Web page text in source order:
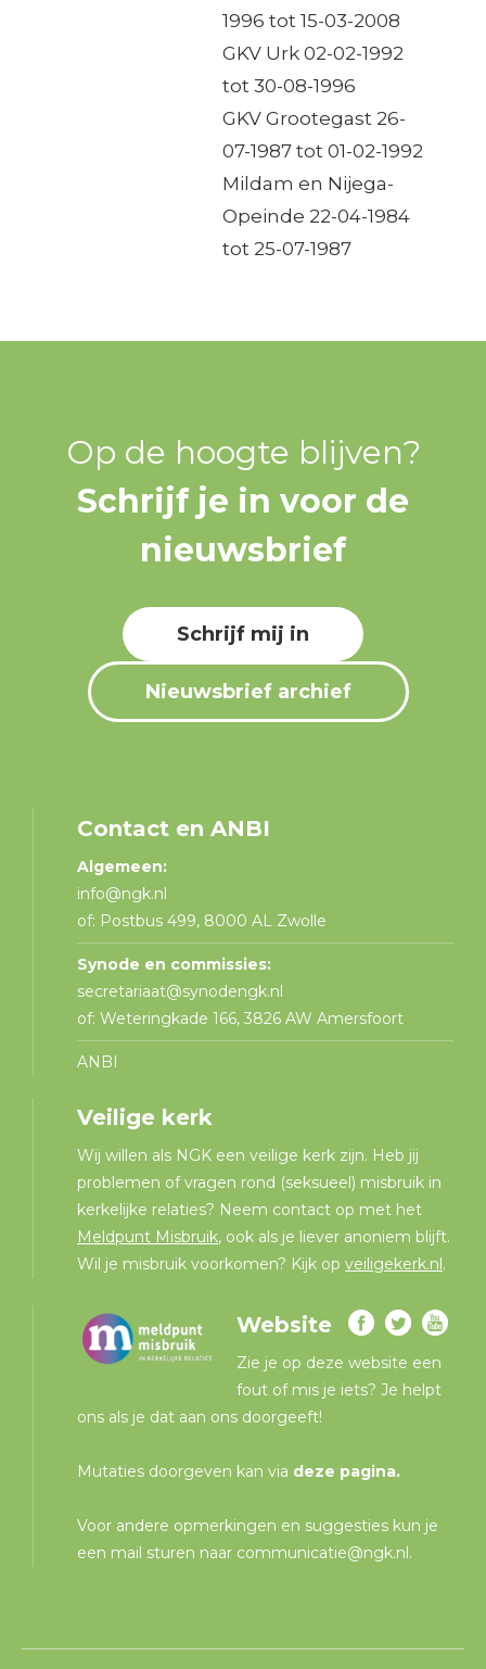
1996 tot 15-03-2008
GKV Urk 02-02-1992
tot 30-08-1996
GKV Grootegast 26-
07-1987 tot 01-02-1992
Mildam en Nijega-
Opeinde 22-04-1984
tot 25-07-1987
Op de hoogte blijven?
Schrijf je in voor de
nieuwsbrief
Schrijf mij in
Nieuwsbrief archief
Contact en ANBI
Algemeen:
info@ngk.nl
of: Postbus 499, 8000 AL Zwolle
Synode en commissies:
secretariaat@synodengk.nl
of: Weteringkade 166, 3826 AW Amersfoort
ANBI
Veilige kerk
Wij willen als NGK een veilige kerk zijn. Heb jij
problemen of vragen rond (seksueel) misbruik in
kerkelijke relaties? Neem contact op met het
Meldpunt Misbruik, ook als je liever anoniem blijft.
Wil je misbruik voorkomen? Kijk opveiligekerk.nl.
Website
Zie je op deze website een
fout of mis je iets? Je helpt
ons als je dat aan ons doorgeeft!
Mutaties doorgeven kan via deze pagina.
Voor andere opmerkingen en suggesties kun je
een mail sturen naar communicatie@ngk.nl.